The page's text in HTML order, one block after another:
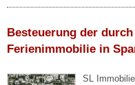
Besteuerung der
Ferienimmobilie in
SL